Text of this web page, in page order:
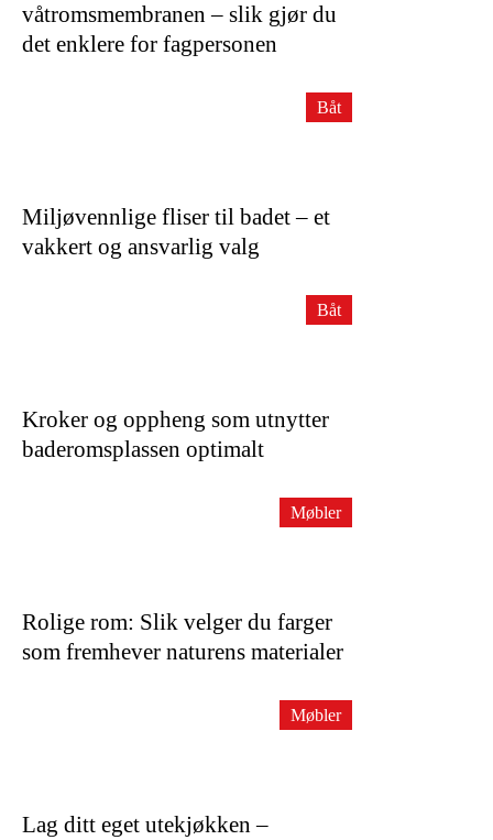
våtromsmembranen – slik gjør du
det enklere for fagpersonen
Miljøvennlige fliser til badet – et
vakkert og ansvarlig valg
Båt
Kroker og oppheng som utnytter
baderomsplassen optimalt
Båt
Rolige rom: Slik velger du farger
som fremhever naturens materialer
Møbler
Lag ditt eget utekjøkken –
Møbler